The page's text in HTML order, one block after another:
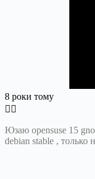
8 роки тому
Юзаю opensuse 15
debian stable , только